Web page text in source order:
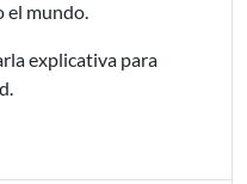
el mundo.
explicativa para